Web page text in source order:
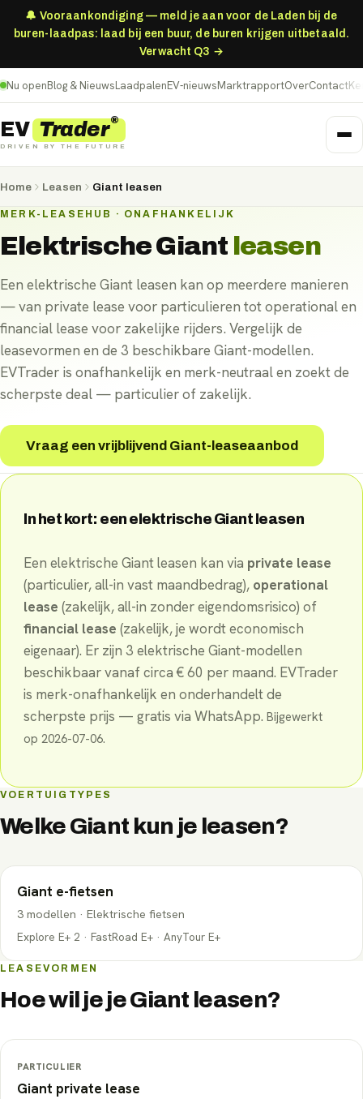
🔔 Vooraankondiging — meld je aan voor de Laden bij de
buren-laadpas: laad bij een buur, de buren krijgen uitbetaald.
Verwacht Q3 →
Nu openBlog & NieuwsLaadpalenEV-nieuwsMarktrapportOverContact
EV Trader®
DRIVEN BY THE FUTURE
Home Leasen Giant leasen
MERK-LEASEHUB · ONAFHANKELIJK
ElektrischeGiant leasen
Een elektrische Giant leasen kan op meerdere manieren
— van private lease voor particulieren tot operational en
financial lease voor zakelijke rijders. Vergelijk de
leasevormen en de 3 beschikbare Giant-modellen.
EVTrader is onafhankelijk en merk-neutraal en zoekt de
scherpste deal — particulier of zakelijk.
Vraag een vrijblijvend Giant-leaseaanbod
In het kort: een elektrische Giant leasen
Een elektrische Giantleasen kan via private lease
(particulier, all-in vast maandbedrag), operational
lease (zakelijk, all-in zonder eigendomsrisico) of
financial lease (zakelijk, je wordt economisch
eigenaar). Er zijn 3 elektrische Giant-modellen
beschikbaarvanaf circa €60 per maand. EVTrader
is merk-onafhankelijk en onderhandelt de
scherpste prijs — gratis via WhatsApp. Bijgewerkt
op 2026-07-06.
VOERTUIGTYPES
WelkeGiant kun je leasen?
Giant e-fietsen
3 modellen · Elektrische fietsen
Explore E+ 2 · FastRoad E+ · AnyTour E+
LEASEVORMEN
Hoe wil je jeGiant leasen?
PARTICULIER
Giant private lease